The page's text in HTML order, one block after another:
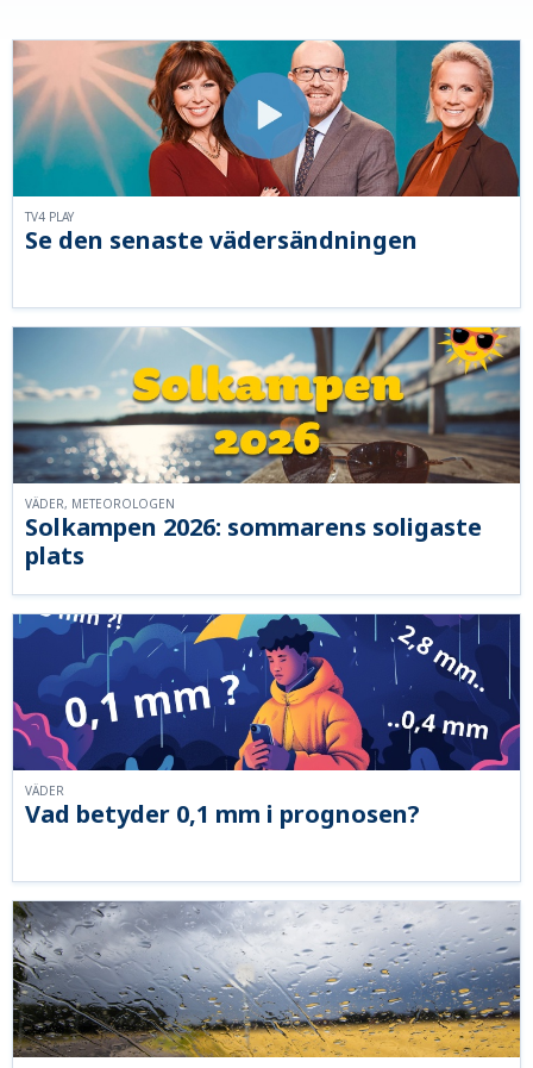
Se den senaste vädersändningen
TV4 PLAY
Solkampen 2026: sommarens soligaste
plats
VÄDER, METEOROLOGEN
Vad betyder 0,1 mm i prognosen?
VÄDER